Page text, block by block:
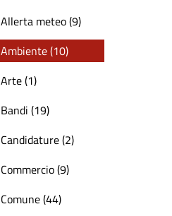
Allerta meteo (9)
Ambiente (10)
Arte (1)
Bandi (19)
Candidature (2)
Commercio (9)
Comune (44)